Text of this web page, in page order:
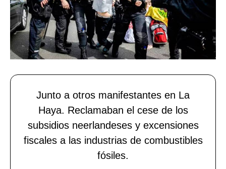
Junto a otros manifestantes en La
Haya. Reclamaban el cese de los
subsidios neerlandeses y excensiones
fiscales a las industrias de combustibles
fósiles.